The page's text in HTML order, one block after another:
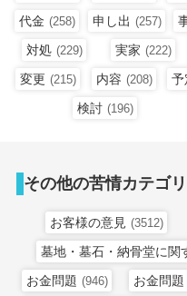
代金 (258) 申し出 (257)
対処 (229) 実家 (222)
変更 (215) 内容 (208) 予
検討 (196)
その他の苦情カテゴリ
お客様の意見 (3512)
墓地・墓石・納骨堂に関
お金問題 (946) お金問題